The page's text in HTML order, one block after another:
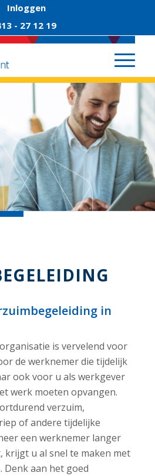
Inloggen
- 27 12 19
in
is vervelend voor
de werknemer die tijdelijk
ook voor u als werkgever
werk moeten opvangen.
verzuim,
of andere tijdelijke
een werknemer langer
krijgt u al snel te maken met
aan het goed